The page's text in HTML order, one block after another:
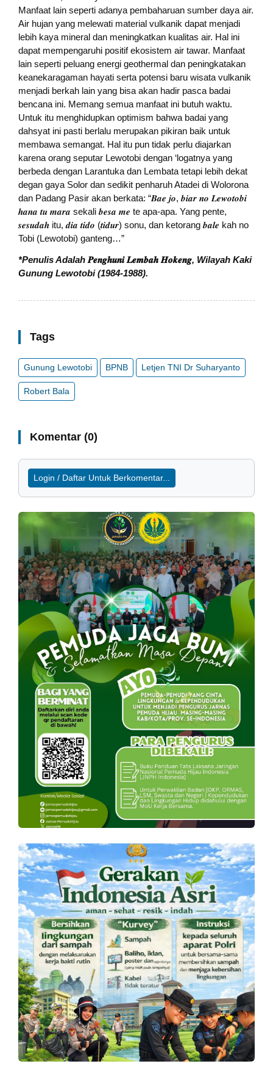
Manfaat lain seperti adanya pembaharuan sumber daya air.
Air hujan yang melewati material vulkanik dapat menjadi
lebih kaya mineral dan meningkatkan kualitas air. Hal ini
dapat mempengaruhi positif ekosistem air tawar. Manfaat
lain seperti peluang energi geothermal dan peningkatakan
keanekaragaman hayati serta potensi baru wisata vulkanik
menjadi berkah lain yang bisa akan hadir pasca badai
bencana ini. Memang semua manfaat ini butuh waktu.
Untuk itu menghidupkan optimism bahwa badai yang
dahsyat ini pasti berlalu merupakan pikiran baik untuk
membawa semangat. Hal itu pun tidak perlu diajarkan
karena orang seputar Lewotobi dengan ‘logatnya yang
berbeda dengan Larantuka dan Lembata tetapi lebih dekat
degan gaya Solor dan sedikit penharuh Atadei di Wolorona
dan Padang Pasir akan berkata: “𝑩𝒂𝒆 𝒋𝒐, 𝒃𝒊𝒂𝒓 𝒏𝒐 𝑳𝒆𝒘𝒐𝒕𝒐𝒃𝒊
𝒉𝒂𝒏𝒂 𝒕𝒖 𝒎𝒂𝒓𝒂 sekali 𝒃𝒆𝒔𝒂 𝒎𝒆 te apa-apa. Yang pente,
𝒔𝒆𝒔𝒖𝒅𝒂𝒉 itu, 𝒅𝒊𝒂 𝒕𝒊𝒅𝒐 (𝒕𝒊𝒅𝒖𝒓) sonu, dan ketorang 𝒃𝒂𝒍𝒆 kah no
Tobi (Lewotobi) ganteng…”
*Penulis Adalah𝑷𝒆𝒏𝒈𝒉𝒖𝒏𝒊 𝑳𝒆𝒎𝒃𝒂𝒉 𝑯𝒐𝒌𝒆𝒏𝒈, Wilayah Kaki
Gunung Lewotobi (1984-1988).
Tags
Gunung Lewotobi BPNB Letjen TNI Dr Suharyanto
Robert Bala
Komentar (0)
Login / Daftar Untuk Berkomentar...